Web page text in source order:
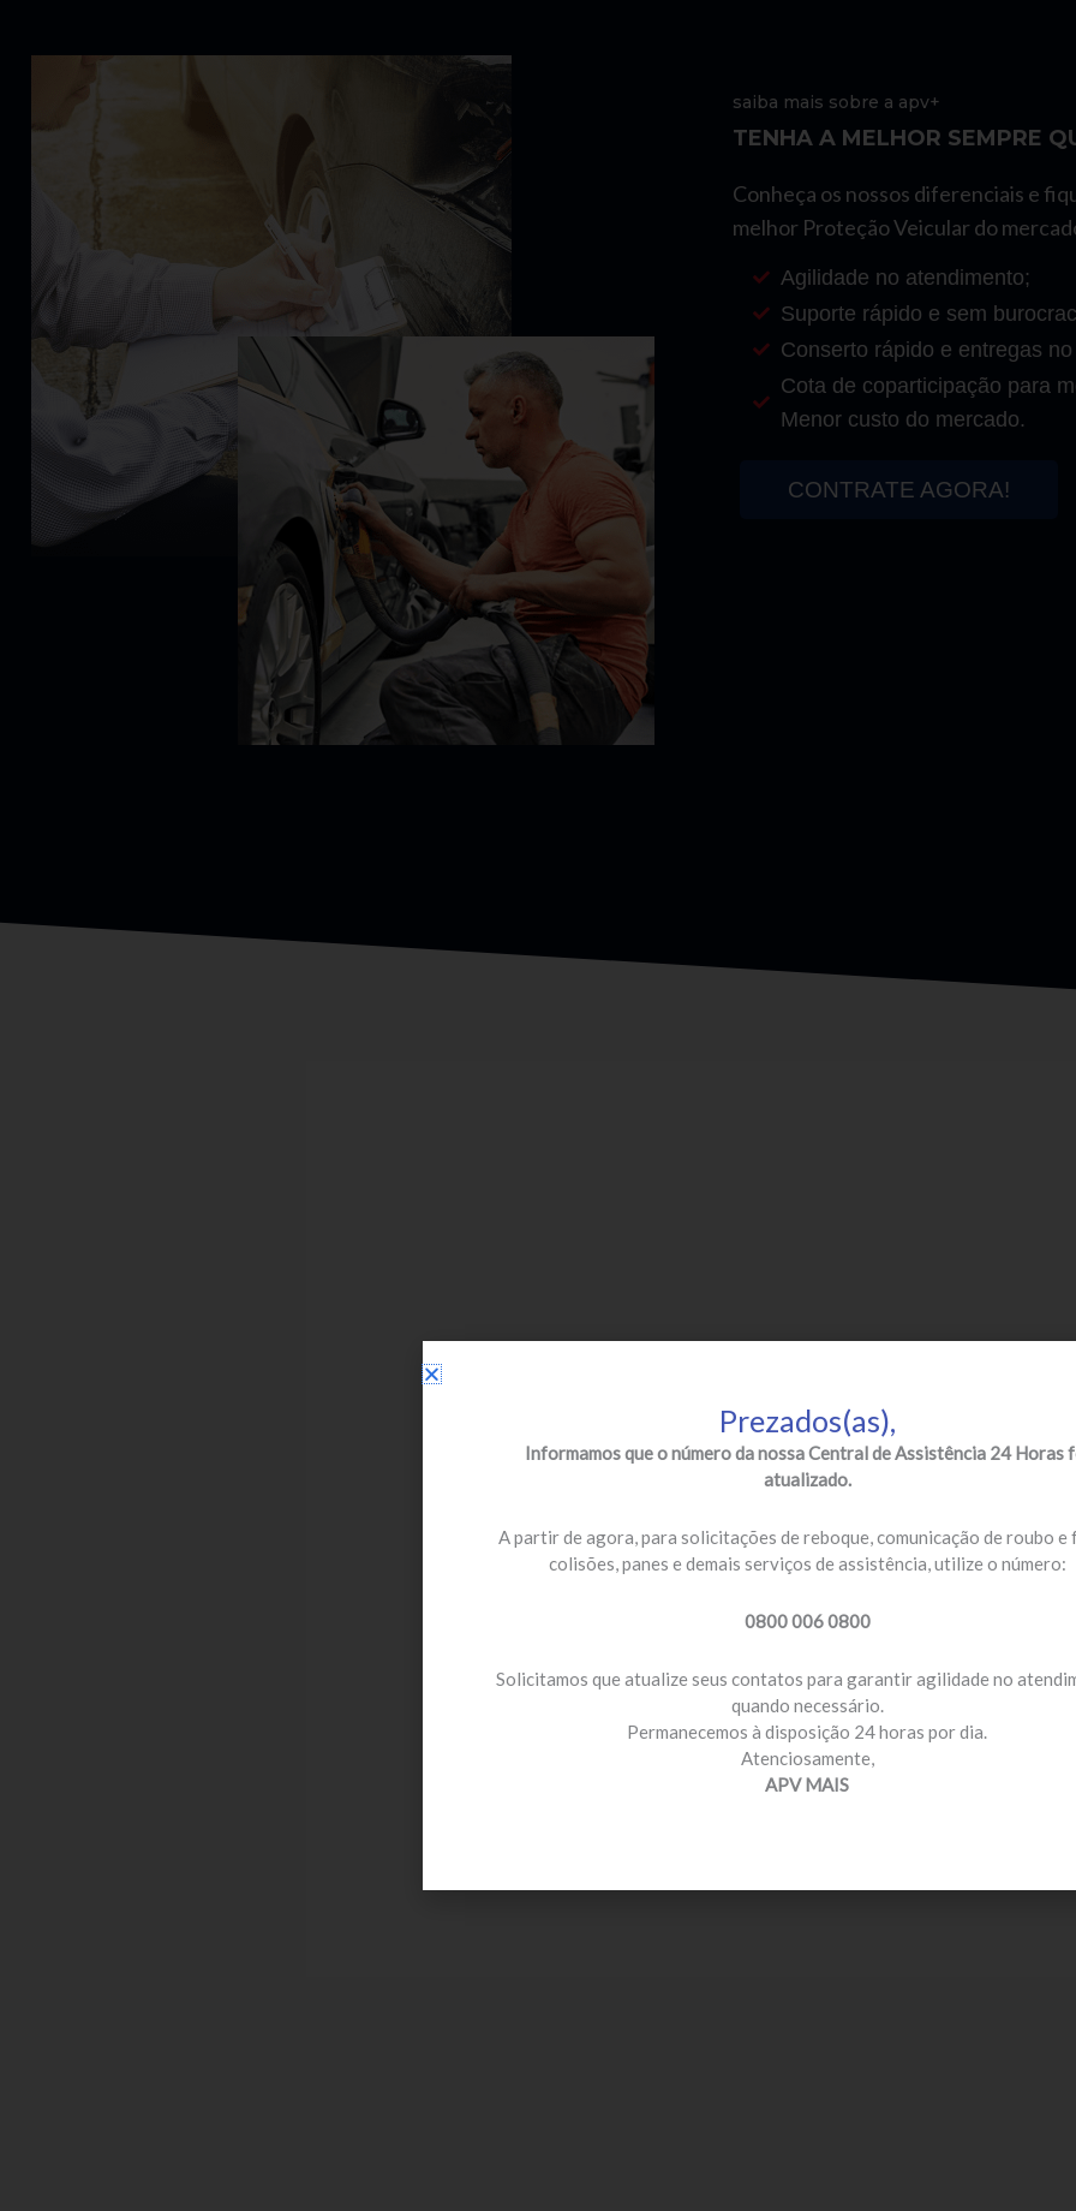
saiba mais sobre a apv+
TENHA A MELHOR SEMPRE
Conheça os nossos diferenciais e
melhor Proteção Veicular do
Agilidade no atendimento;
Suporte rápido e sem
Conserto rápido e entregas no
Cota de coparticipação para
Menor custo do mercado.
CONTRATE AGORA!
Prezados(as),
Informamos que o número da nossa Central de Assistência 24 Horas
atualizado.
A partir de agora, para solicitações de reboque, comunicação de roubo e
colisões, panes e demais serviços de assistência, utilize o número:
0800 006 0800
Solicitamos que atualize seus contatos para garantir agilidade no
quando necessário.
Permanecemos à disposição 24 horas por dia.
Atenciosamente,
APV MAIS